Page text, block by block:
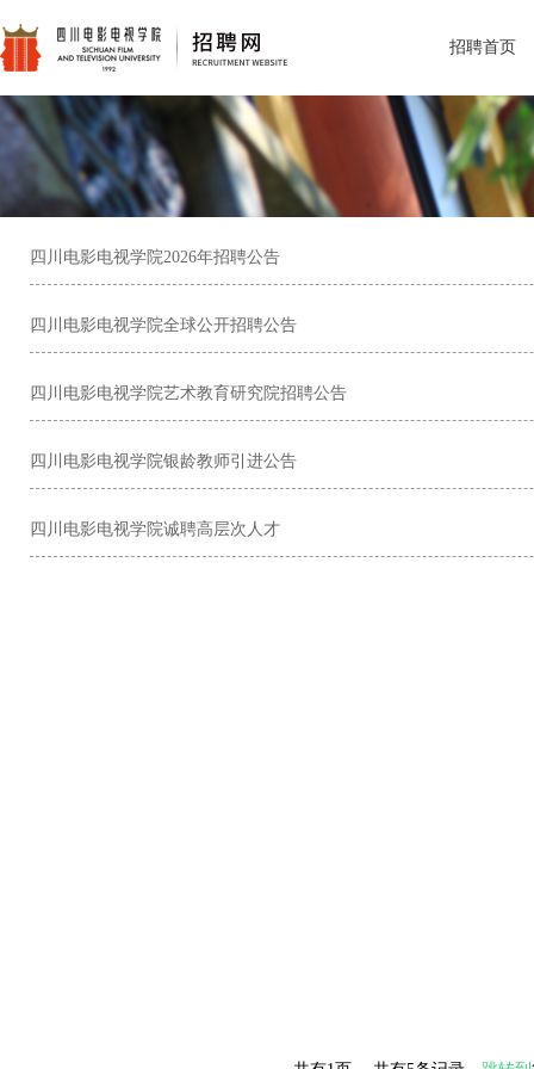
招聘首页
四川电影电视学院2026年招聘公告
四川电影电视学院全球公开招聘公告
四川电影电视学院艺术教育研究院招聘公告
四川电影电视学院银龄教师引进公告
四川电影电视学院诚聘高层次人才